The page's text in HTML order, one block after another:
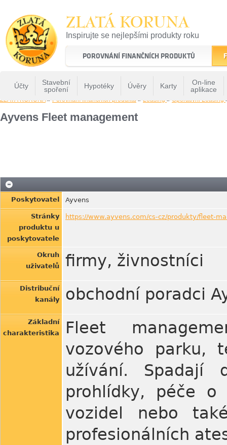
ZLATÁ KORUNA
Inspirujte se nejlepšími produkty roku
22 let tradice a kvality na finančním trhu
POROVNÁNÍ FINANČNÍCH PRODUKTŮ
Účty
Stavební
spoření
Hypotéky Úvěry Karty
On-line
aplikace
ZLATÁ KORUNA» Porovnání finančních produktů » Leasing » Operativni Leasing
Ayvens Fleet management
Poskytovatel Ayvens
Stránky
produktu u
poskytovatele
https://www.ayvens.com/cs-cz/produkty/fleet-
Okruh
uživatelů
firmy, živnostníci
Distribuční
kanály
obchodní poradci
Základní
charakteristika
Fleet
vozového parku,
užívání. Spadají
prohlídky, péče o
vozidel nebo
profesionálních